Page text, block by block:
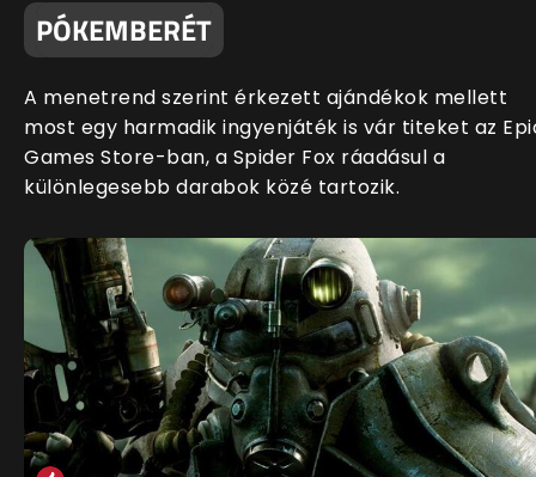
PÓKEMBERÉT
A menetrend szerint érkezett ajándékok mellett
most egy harmadik ingyenjáték is vár titeket az
Games Store-ban, a Spider Fox ráadásul a
különlegesebb darabok közé tartozik.